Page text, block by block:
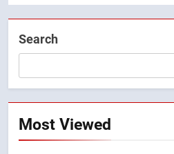
Search
Most Viewed